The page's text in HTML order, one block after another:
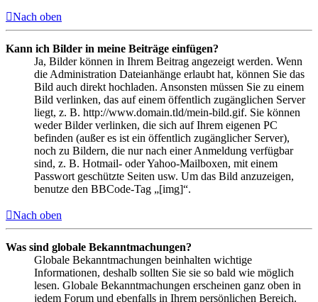
Nach oben
Kann ich Bilder in meine Beiträge einfügen?
Ja, Bilder können in Ihrem Beitrag angezeigt werden. Wenn
die Administration Dateianhänge erlaubt hat, können Sie das
Bild auch direkt hochladen. Ansonsten müssen Sie zu einem
Bild verlinken, das auf einem öffentlich zugänglichen Server
liegt, z. B. http://www.domain.tld/mein-bild.gif. Sie können
weder Bilder verlinken, die sich auf Ihrem eigenen PC
befinden (außer es ist ein öffentlich zugänglicher Server),
noch zu Bildern, die nur nach einer Anmeldung verfügbar
sind, z. B. Hotmail- oder Yahoo-Mailboxen, mit einem
Passwort geschützte Seiten usw. Um das Bild anzuzeigen,
benutze den BBCode-Tag „[img]“.
Nach oben
Was sind globale Bekanntmachungen?
Globale Bekanntmachungen beinhalten wichtige
Informationen, deshalb sollten Sie sie so bald wie möglich
lesen. Globale Bekanntmachungen erscheinen ganz oben in
jedem Forum und ebenfalls in Ihrem persönlichen Bereich.